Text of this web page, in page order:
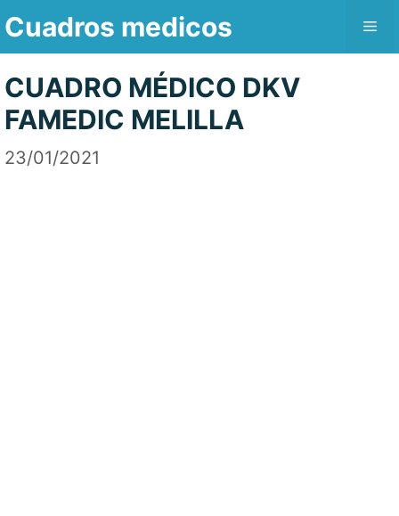
Saltar
contenido
Cuadros medicos
CUADRO MÉDICO DKV
FAMEDIC MELILLA
23/01/2021